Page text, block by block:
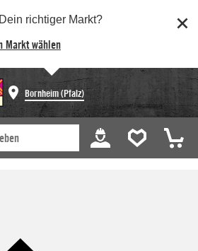
Dein richtiger Markt?
Markt wählen
Bornheim (Pfalz)